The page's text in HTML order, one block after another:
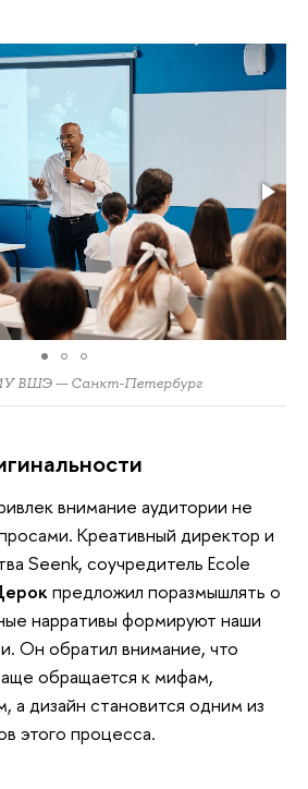
ВШЭ — Санкт-Петербург
внимание аудитории не
Креативный директор и
Seenk, соучредитель Ecole
предложил поразмышлять о
нарративы формируют наши
Он обратил внимание, что
обращается к мифам,
а дизайн становится одним из
этого процесса.